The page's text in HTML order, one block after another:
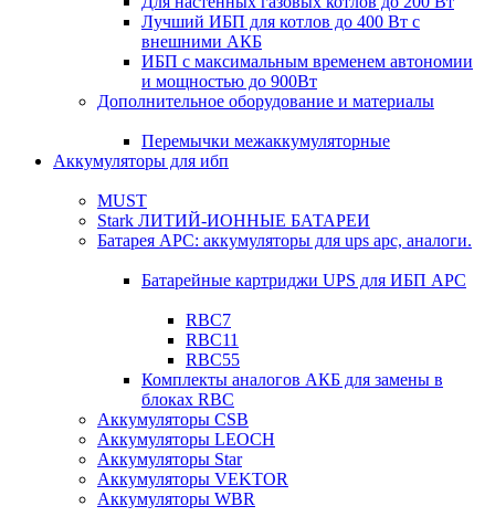
Лучший ИБП для котлов до 400 Вт с
внешними АКБ
ИБП с максимальным временем автономии
и мощностью до 900Вт
Дополнительное оборудование и материалы
Перемычки межаккумуляторные
Аккумуляторы для ибп
MUST
Stark ЛИТИЙ-ИОННЫЕ БАТАРЕИ
Батарея APC: аккумуляторы для ups apc, аналоги.
Батарейные картриджи UPS для ИБП APC
RBC7
RBC11
RBC55
Комплекты аналогов АКБ для замены в
блоках RBC
Аккумуляторы CSB
Аккумуляторы LEOCH
Аккумуляторы Star
Аккумуляторы VEKTOR
Аккумуляторы WBR